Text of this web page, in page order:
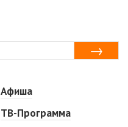
Афиша
ТВ-Программа